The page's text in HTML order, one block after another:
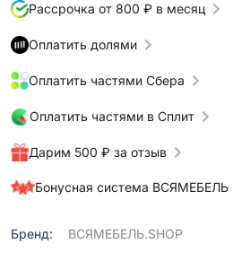
Рассрочка от 800 ₽ в месяц
Оплатить долями
Оплатить частями Сбера
Оплатить частями в Сплит
Дарим 500 ₽ за отзыв
Бонусная система ВСЯМЕБЕЛЬ
Бренд: ВСЯМЕБЕЛЬ.SHOP